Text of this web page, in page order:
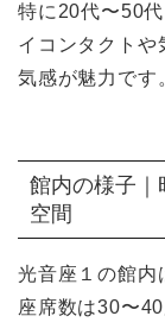
特に20代〜50
イコンタクトや
気感が魅力です
館内の様子｜
空間
光音座１の館内
座席数は30〜40